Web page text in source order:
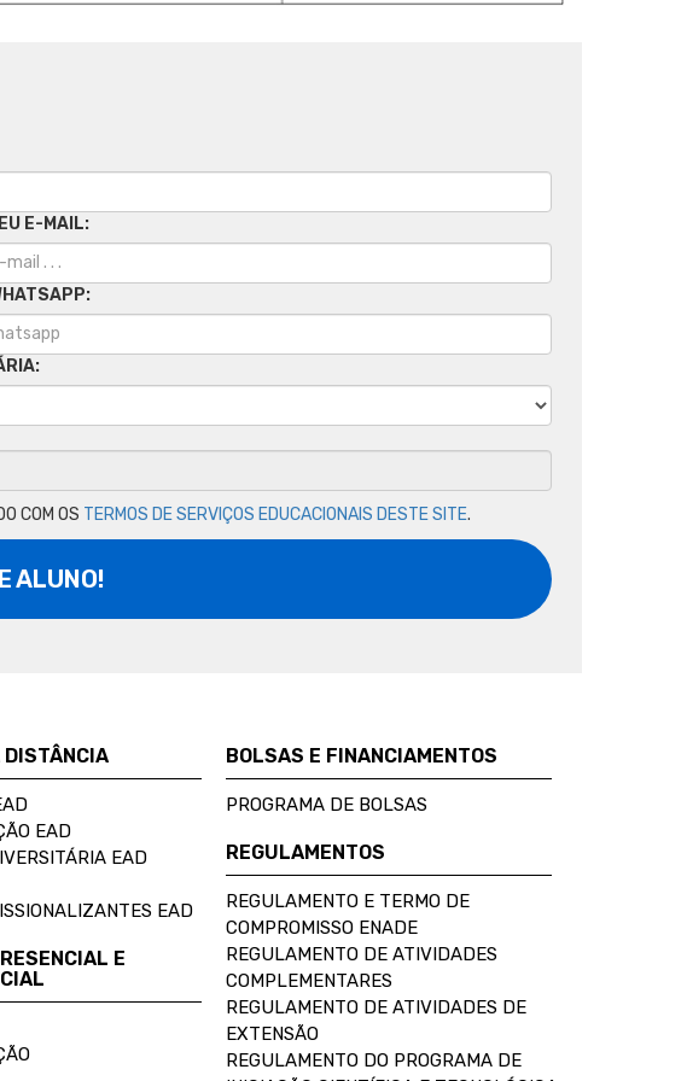
E-MAIL:
COM OS TERMOS DE SERVIÇOS EDUCACIONAIS DESTE SITE.
ALUNO!
DISTÂNCIA
EAD
EAD
EAD
E
BOLSAS E FINANCIAMENTOS
PROGRAMA DE BOLSAS
REGULAMENTOS
REGULAMENTO E TERMO DE
COMPROMISSO ENADE
REGULAMENTO DE ATIVIDADES
COMPLEMENTARES
REGULAMENTO DE ATIVIDADES DE
EXTENSÃO
REGULAMENTO DO PROGRAMA DE